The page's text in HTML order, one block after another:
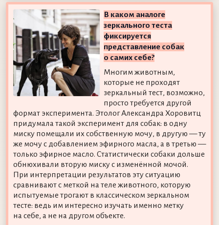
В каком аналоге
зеркального теста
фиксируется
представление собак
о самих себе?
Многим животным,
которые не проходят
зеркальный тест, возможно,
просто требуется другой
формат эксперимента. Этолог Александра Хоровитц
придумала такой эксперимент для собак: в одну
миску помещали их собственную мочу, в другую — ту
же мочу с добавлением эфирного масла, а в третью —
только эфирное масло. Статистически собаки дольше
обнюхивали вторую миску с изменённой мочой.
При интерпретации результатов эту ситуацию
сравнивают с меткой на теле животного, которую
испытуемые трогают в классическом зеркальном
тесте: ведь им интересно изучать именно метку
на себе, а не на другом объекте.